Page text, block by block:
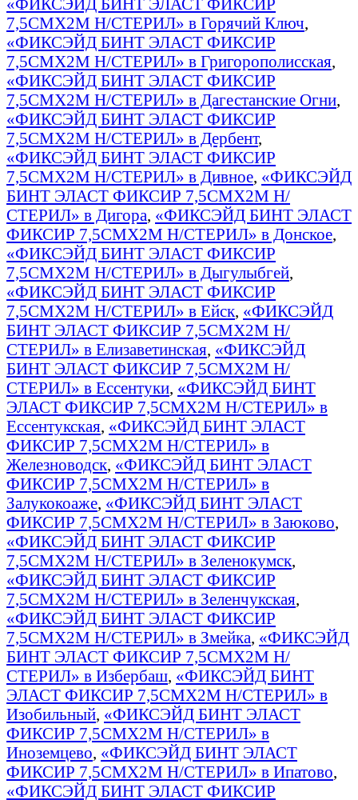
7,5СМX2М Н/СТЕРИЛ» в Горячий Ключ,
«ФИКСЭЙД БИНТ ЭЛАСТ ФИКСИР
7,5СМX2М Н/СТЕРИЛ» в Григорополисская,
«ФИКСЭЙД БИНТ ЭЛАСТ ФИКСИР
7,5СМX2М Н/СТЕРИЛ» в Дагестанские Огни,
«ФИКСЭЙД БИНТ ЭЛАСТ ФИКСИР
7,5СМX2М Н/СТЕРИЛ» в Дербент,
«ФИКСЭЙД БИНТ ЭЛАСТ ФИКСИР
7,5СМX2М Н/СТЕРИЛ» в Дивное, «ФИКСЭЙД
БИНТ ЭЛАСТ ФИКСИР 7,5СМX2М Н/
СТЕРИЛ» в Дигора, «ФИКСЭЙД БИНТ ЭЛАСТ
ФИКСИР 7,5СМX2М Н/СТЕРИЛ» в Донское,
«ФИКСЭЙД БИНТ ЭЛАСТ ФИКСИР
7,5СМX2М Н/СТЕРИЛ» в Дыгулыбгей,
«ФИКСЭЙД БИНТ ЭЛАСТ ФИКСИР
7,5СМX2М Н/СТЕРИЛ» в Ейск, «ФИКСЭЙД
БИНТ ЭЛАСТ ФИКСИР 7,5СМX2М Н/
СТЕРИЛ» в Елизаветинская, «ФИКСЭЙД
БИНТ ЭЛАСТ ФИКСИР 7,5СМX2М Н/
СТЕРИЛ» в Ессентуки, «ФИКСЭЙД БИНТ
ЭЛАСТ ФИКСИР 7,5СМX2М Н/СТЕРИЛ» в
Ессентукская, «ФИКСЭЙД БИНТ ЭЛАСТ
ФИКСИР 7,5СМX2М Н/СТЕРИЛ» в
Железноводск, «ФИКСЭЙД БИНТ ЭЛАСТ
ФИКСИР 7,5СМX2М Н/СТЕРИЛ» в
Залукокоаже, «ФИКСЭЙД БИНТ ЭЛАСТ
ФИКСИР 7,5СМX2М Н/СТЕРИЛ» в Заюково,
«ФИКСЭЙД БИНТ ЭЛАСТ ФИКСИР
7,5СМX2М Н/СТЕРИЛ» в Зеленокумск,
«ФИКСЭЙД БИНТ ЭЛАСТ ФИКСИР
7,5СМX2М Н/СТЕРИЛ» в Зеленчукская,
«ФИКСЭЙД БИНТ ЭЛАСТ ФИКСИР
7,5СМX2М Н/СТЕРИЛ» в Змейка, «ФИКСЭЙД
БИНТ ЭЛАСТ ФИКСИР 7,5СМX2М Н/
СТЕРИЛ» в Избербаш, «ФИКСЭЙД БИНТ
ЭЛАСТ ФИКСИР 7,5СМX2М Н/СТЕРИЛ» в
Изобильный, «ФИКСЭЙД БИНТ ЭЛАСТ
ФИКСИР 7,5СМX2М Н/СТЕРИЛ» в
Иноземцево, «ФИКСЭЙД БИНТ ЭЛАСТ
ФИКСИР 7,5СМX2М Н/СТЕРИЛ» в Ипатово,
«ФИКСЭЙД БИНТ ЭЛАСТ ФИКСИР